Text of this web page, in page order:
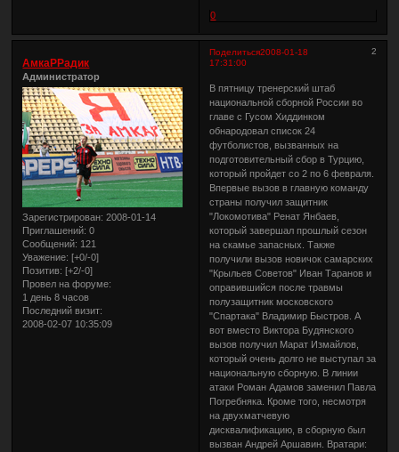
0
Поделиться 2
2008-01-18
17:31:00
АмкаРРадик
Администратор
Зарегистрирован: 2008-01-14
Приглашений: 0
Сообщений: 121
Уважение: [+0/-0]
Позитив: [+2/-0]
Провел на форуме:
1 день 8 часов
Последний визит:
2008-02-07 10:35:09
В пятницу тренерский штаб
национальной сборной России во
главе с Гусом Хиддинком
обнародовал список 24
футболистов, вызванных на
подготовительный сбор в Турцию,
который пройдет со 2 по 6 февраля.
Впервые вызов в главную команду
страны получил защитник
"Локомотива" Ренат Янбаев,
который завершал прошлый сезон
на скамье запасных. Также
получили вызов новичок самарских
"Крыльев Советов" Иван Таранов и
оправившийся после травмы
полузащитник московского
"Спартака" Владимир Быстров. А
вот вместо Виктора Будянского
вызов получил Марат Измайлов,
который очень долго не выступал за
национальную сборную. В линии
атаки Роман Адамов заменил Павла
Погребняка. Кроме того, несмотря
на двухматчевую
дисквалификацию, в сборную был
вызван Андрей Аршавин. Вратари: